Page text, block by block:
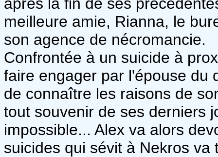
meilleure amie, Rianna, le
son agence de nécromancie.
Confrontée à un suicide à
faire engager par l'épouse du
de connaître les raisons de
tout souvenir de ses derniers
impossible... Alex va alors
suicides qui sévit à Nekros va